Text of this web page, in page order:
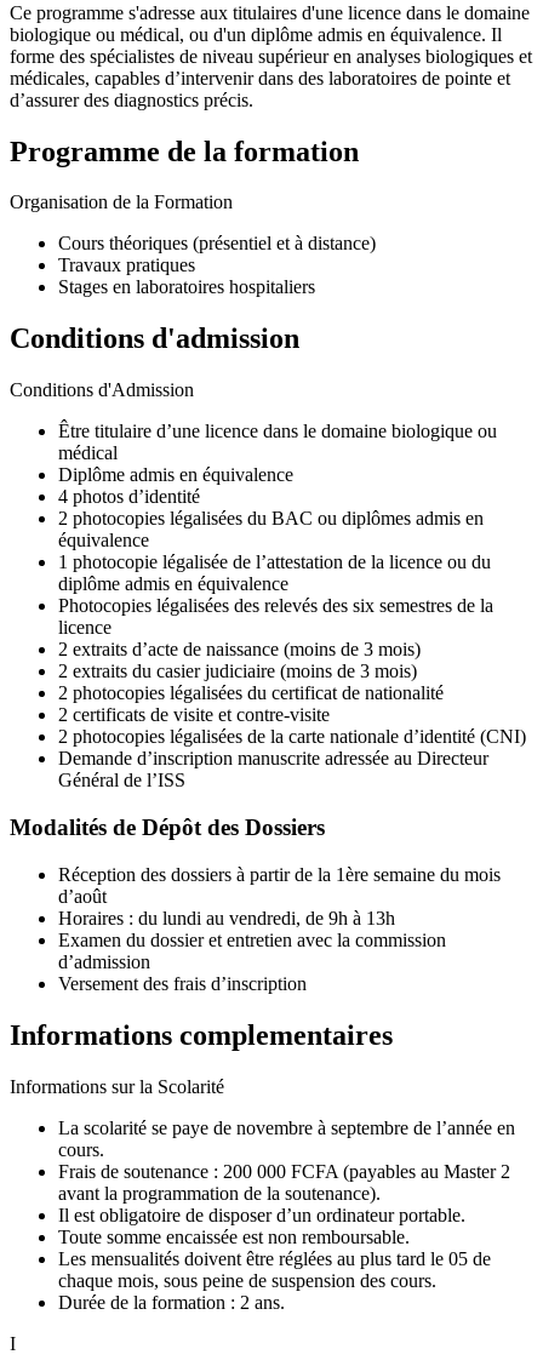
Ce programme s'adresse aux titulaires d'une licence dans le domaine
biologique ou médical, ou d'un diplôme admis en équivalence. Il
forme des spécialistes de niveau supérieur en analyses biologiques et
médicales, capables d’intervenir dans des laboratoires de pointe et
d’assurer des diagnostics précis.
Programme de la formation
Organisation de la Formation
Cours théoriques (présentiel et à distance)
Travaux pratiques
Stages en laboratoires hospitaliers
Conditions d'admission
Conditions d'Admission
Être titulaire d’une licence dans le domaine biologique ou
médical
Diplôme admis en équivalence
4 photos d’identité
2 photocopies légalisées du BAC ou diplômes admis en
équivalence
1 photocopie légalisée de l’attestation de la licence ou du
diplôme admis en équivalence
Photocopies légalisées des relevés des six semestres de la
licence
2 extraits d’acte de naissance (moins de 3 mois)
2 extraits du casier judiciaire (moins de 3 mois)
2 photocopies légalisées du certificat de nationalité
2 certificats de visite et contre-visite
2 photocopies légalisées de la carte nationale d’identité (CNI)
Demande d’inscription manuscrite adressée au Directeur
Général de l’ISS
Modalités de Dépôt des Dossiers
Réception des dossiers à partir de la 1ère semaine du mois
d’août
Horaires : du lundi au vendredi, de 9h à 13h
Examen du dossier et entretien avec la commission
d’admission
Versement des frais d’inscription
Informations complementaires
Informations sur la Scolarité
La scolarité se paye de novembre à septembre de l’année en
cours.
Frais de soutenance : 200 000 FCFA (payables au Master 2
avant la programmation de la soutenance).
Il est obligatoire de disposer d’un ordinateur portable.
Toute somme encaissée est non remboursable.
Les mensualités doivent être réglées au plus tard le 05 de
chaque mois, sous peine de suspension des cours.
Durée de la formation : 2 ans.
I